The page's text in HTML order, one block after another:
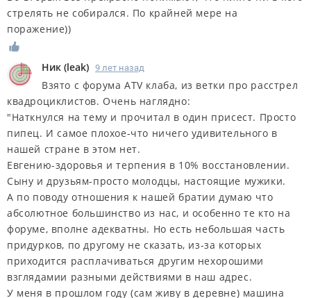
стрелять не собирался. По крайней мере на
поражение))
Ник (leak) 9 лет назад
Взято с форума ATV клаба, из ветки про расстрел
квадроциклистов. Очень наглядно:
"Наткнулся на тему и прочитал в один присест. Просто
пипец. И самое плохое-что ничего удивительного в
нашей стране в этом нет.
Евгению-здоровья и терпения в 10% восстановлении.
Сыну и друзьям-просто молодцы, настоящие мужики.
А по поводу отношения к нашей братии думаю что
абсолютное большинство из нас, и особенно те кто на
форуме, вполне адекватны. Но есть небольшая часть
придурков, по другому не сказать, из-за которых
приходится расплачиваться другим нехорошими
взглядамии разными действиями в наш адрес.
У меня в прошлом году (сам живу в деревне) машина